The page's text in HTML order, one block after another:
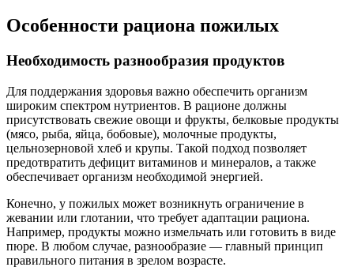
Особенности рациона пожилых
Необходимость разнообразия продуктов
Для поддержания здоровья важно обеспечить организм
широким спектром нутриентов. В рационе должны
присутствовать свежие овощи и фрукты, белковые продукты
(мясо, рыба, яйца, бобовые), молочные продукты,
цельнозерновой хлеб и крупы. Такой подход позволяет
предотвратить дефицит витаминов и минералов, а также
обеспечивает организм необходимой энергией.
Конечно, у пожилых может возникнуть ограничение в
жевании или глотании, что требует адаптации рациона.
Например, продукты можно измельчать или готовить в виде
пюре. В любом случае, разнообразие — главный принцип
правильного питания в зрелом возрасте.